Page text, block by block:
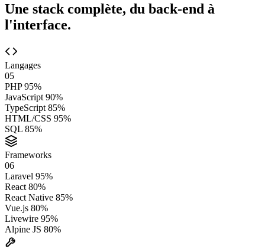
Une stack complète, du back-end à
l'interface.
Langages
05
PHP 95%
JavaScript 90%
TypeScript 85%
HTML/CSS 95%
SQL 85%
Frameworks
06
Laravel 95%
React 80%
React Native 85%
Vue.js 80%
Livewire 95%
Alpine JS 80%